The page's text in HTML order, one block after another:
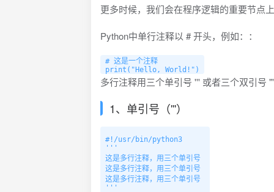
更多时候，我们会在程序逻辑的重要节点
Python中单行注释以 # 开头，例如：：
# 这是一个注释
print("Hello, World!")
多行注释用三个单引号 ''' 或者三个双引号
1、单引号（'''）
#!/usr/bin/python3
'''
这是多行注释，用三个单引号
这是多行注释，用三个单引号
这是多行注释，用三个单引号
'''